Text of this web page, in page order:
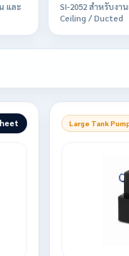
และ
SI-2052 สำหรับง
Ceiling / Ducted
Large Tank